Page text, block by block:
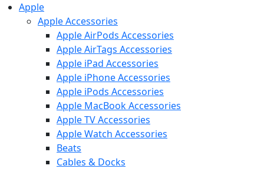
Apple
Apple Accessories
Apple AirPods Accessories
Apple AirTags Accessories
Apple iPad Accessories
Apple iPhone Accessories
Apple iPods Accessories
Apple MacBook Accessories
Apple TV Accessories
Apple Watch Accessories
Beats
Cables & Docks